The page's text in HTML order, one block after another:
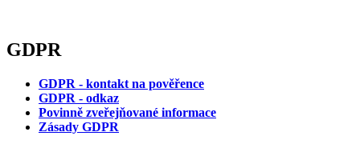
GDPR
GDPR - kontakt na pověřence
GDPR - odkaz
Povinně zveřejňované informace
Zásady GDPR